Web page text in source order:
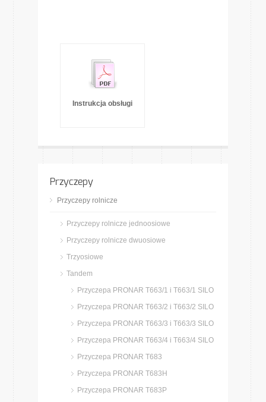
Instrukcja obsługi
Przyczepy
Przyczepy rolnicze
Przyczepy rolnicze jednoosiowe
Przyczepy rolnicze dwuosiowe
Trzyosiowe
Tandem
Przyczepa PRONAR T663/1 i T663/1 SILO
Przyczepa PRONAR T663/2 i T663/2 SILO
Przyczepa PRONAR T663/3 i T663/3 SILO
Przyczepa PRONAR T663/4 i T663/4 SILO
Przyczepa PRONAR T683
Przyczepa PRONAR T683H
Przyczepa PRONAR T683P